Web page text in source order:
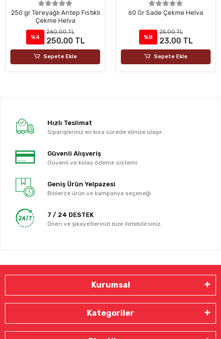
250 gr Tereyağlı Antep Fıstıklı
Çekme Helva
%4
260,00 TL
250,00 TL
Sepete Ekle
60 Gr Sade Çekme Helva
%8
25,00 TL
23,00 TL
Sepete Ekle
Hızlı Teslimat
Siparişleriniz en kısa sürede elinize ulaşır.
Güvenli Alışveriş
Güvenli ve kolay ödeme sistemi
Geniş Ürün Yelpazesi
Binlerce ürün ve kampanya seçeneği
7 / 24 DESTEK
Öneri ve şikayetlerinizi bize iletebilirsiniz.
Kurumsal
Kategoriler